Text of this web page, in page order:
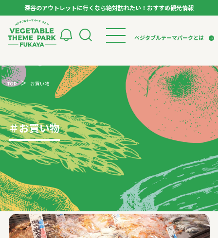
深谷のアウトレットに行くなら絶対訪れたい！おすすめ観光情報
ベジタブルテーマパークとは
検索
トップページ
モデルコース
スポット
イベント
体験
特集記事
ベジタブルテーマパークとは
VTPキャストミーティング
パートナー企業について
市長インタビュー
生産者インタビュー
アンバサダー
お役立ち情報
レシピ集
TOP お買い物
＃お買い物